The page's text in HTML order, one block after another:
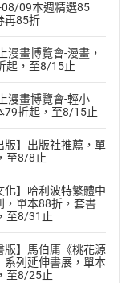
08/09本週精選85
再85折
漫畫博覽會-漫畫，
起，至8/15止
漫畫博覽會-輕小
79折起，至8/15止
版】出版社推薦，單
至8/8止
化】哈利波特繁體中
，單本88折，套書
至8/31止
版】馬伯庸《桃花源
系列延伸書展，單本
至8/25止